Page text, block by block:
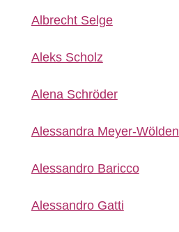
Albrecht Selge
Aleks Scholz
Alena Schröder
Alessandra Meyer-Wölden
Alessandro Baricco
Alessandro Gatti